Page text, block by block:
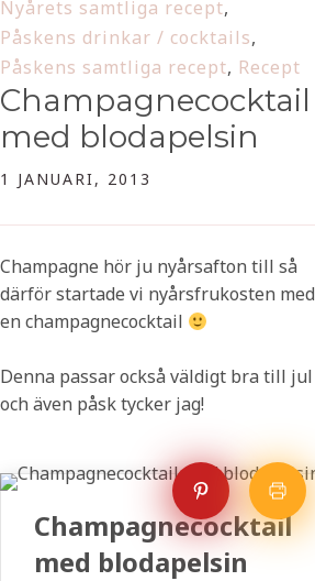
Nyårets samtliga recept,
Påskens drinkar / cocktails,
Påskens samtliga recept, Recept
Champagnecocktail
med blodapelsin
1 JANUARI, 2013
Champagne hör ju nyårsafton till så
därför startade vi nyårsfrukosten med
en champagnecocktail
Denna passar också väldigt bra till jul
och även påsk tycker jag!
Champagnecocktail
med blodapelsin